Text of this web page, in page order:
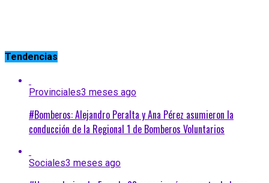
Tendencias
Provinciales3 meses ago
#Bomberos: Alejandro Peralta y Ana Pérez asumieron la
conducción de la Regional 1 de Bomberos Voluntarios
Sociales3 meses ago